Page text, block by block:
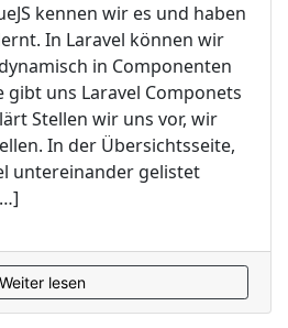
kennen wir es und haben
In Laravel können wir
in Componenten
gibt uns Laravel Componets
Stellen wir uns vor, wir
In der Übersichtsseite,
untereinander gelistet
Weiter lesen